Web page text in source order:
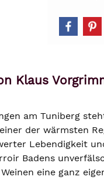
Klaus
am Tuniberg
der wärmsten
Lebendigkeit
Badens
eine ganz